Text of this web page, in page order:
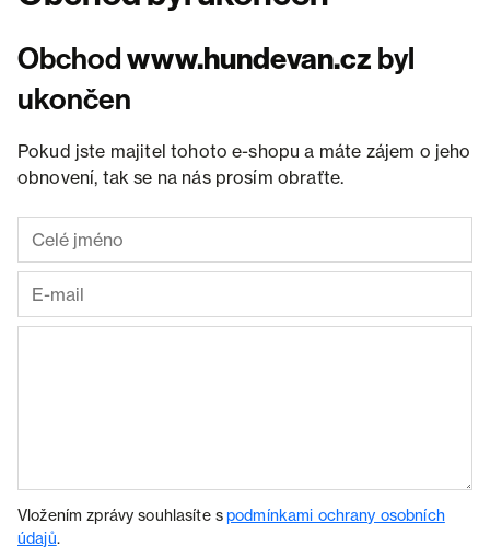
Obchodwww.hundevan.cz byl
ukončen
Pokud jste majitel tohoto e-shopu a máte zájem o jeho
obnovení, tak se na nás prosím obraťte.
Vložením zprávy souhlasíte spodmínkami ochrany osobních
údajů.